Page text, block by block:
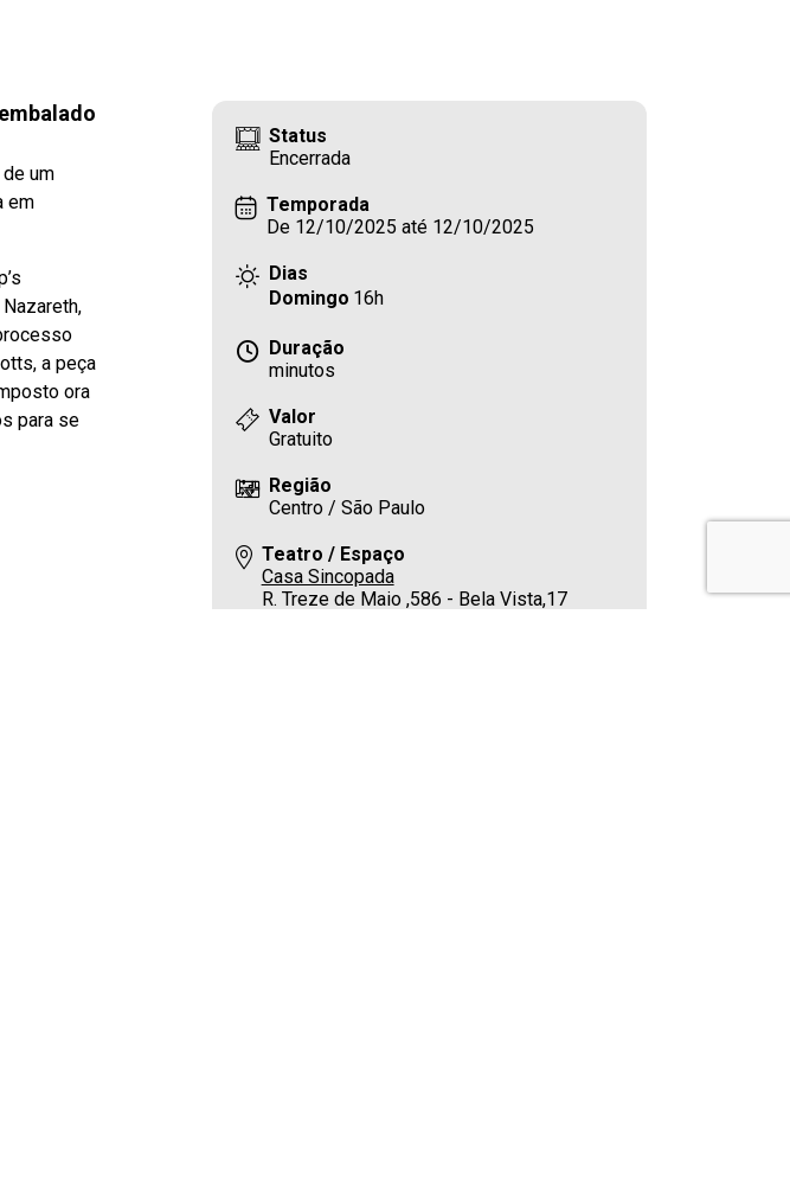
um
em
a peça
ora
para se
Status
Encerrada
Temporada
De 12/10/2025 até 12/10/2025
Dias
Domingo 16h
Duração
minutos
Valor
Gratuito
Região
Centro / São Paulo
Teatro / Espaço
Casa Sincopada
R. Treze de Maio ,586 - Bela Vista,17